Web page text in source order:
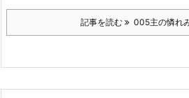
記事を読む 005主の憐れ